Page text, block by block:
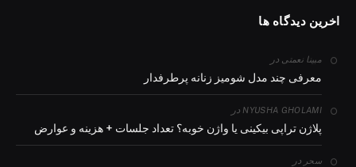
اخرین دیدگاه ها
مبینا نعمتی در
معرفی چند مدل شومیز زنانه پرطرفدار
NYUSHA GHOLAMI در
پلاژن تراپی بیکینی یا واژن خوبه؟ تعداد جلسات + هزینه و عوارض
سحر در